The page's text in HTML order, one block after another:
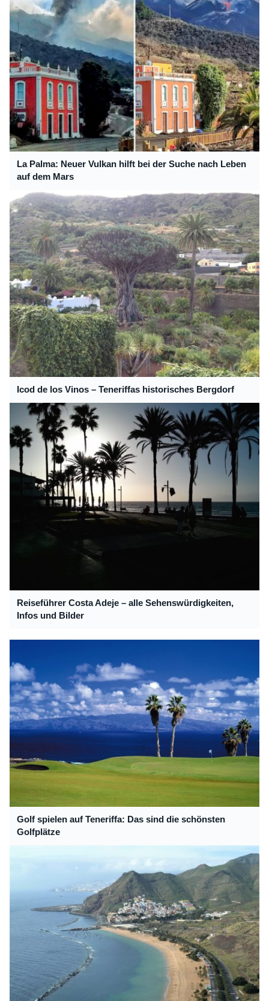
La Palma: Neuer Vulkan hilft bei der Suche nach Leben
auf dem Mars
Icod de los Vinos – Teneriffas historisches Bergdorf
Reiseführer Costa Adeje – alle Sehenswürdigkeiten,
Infos und Bilder
Golf spielen auf Teneriffa: Das sind die schönsten
Golfplätze